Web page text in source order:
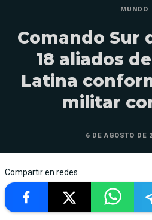
MUNDO
Comando Sur
18 aliados
Latina
militar
6 DE AGOSTO DE
Compartir en redes